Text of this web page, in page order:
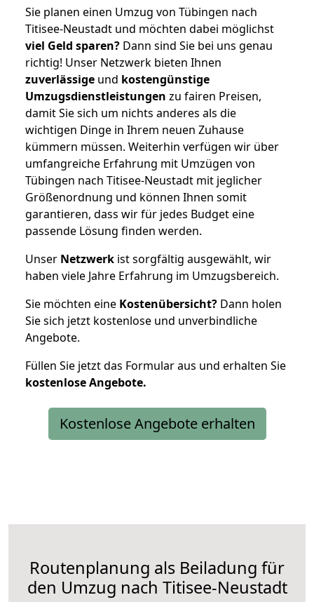
Sie planen einen Umzug von Tübingen nach
Titisee-Neustadt und möchten dabei möglichst
viel Geld sparen? Dann sind Sie bei uns genau
richtig! Unser Netzwerk bieten Ihnen
zuverlässige und kostengünstige
Umzugsdienstleistungen zu fairen Preisen,
damit Sie sich um nichts anderes als die
wichtigen Dinge in Ihrem neuen Zuhause
kümmern müssen. Weiterhin verfügen wir über
umfangreiche Erfahrung mit Umzügen von
Tübingen nach Titisee-Neustadt mit jeglicher
Größenordnung und können Ihnen somit
garantieren, dass wir für jedes Budget eine
passende Lösung finden werden.
Unser Netzwerk ist sorgfältig ausgewählt, wir
haben viele Jahre Erfahrung im Umzugsbereich.
Sie möchten eine Kostenübersicht? Dann holen
Sie sich jetzt kostenlose und unverbindliche
Angebote.
Füllen Sie jetzt das Formular aus und erhalten Sie
kostenloseAngebote.
Kostenlose Angebote erhalten
Routenplanung als Beiladung für
den Umzug nach Titisee-Neustadt